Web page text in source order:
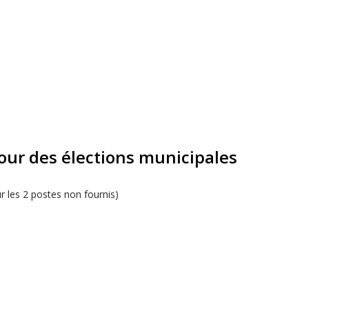
des élections municipales
les 2 postes non fournis)